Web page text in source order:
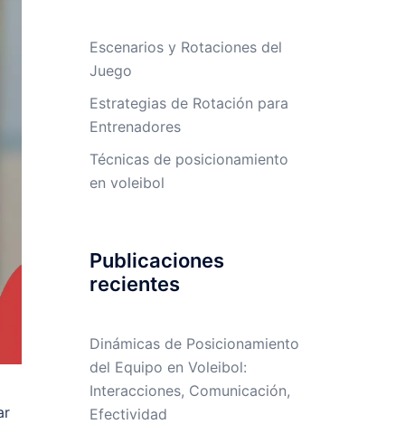
Escenarios y Rotaciones del
Juego
Estrategias de Rotación para
Entrenadores
Técnicas de posicionamiento
en voleibol
Publicaciones
recientes
Dinámicas de Posicionamiento
del Equipo en Voleibol:
Interacciones, Comunicación,
Efectividad